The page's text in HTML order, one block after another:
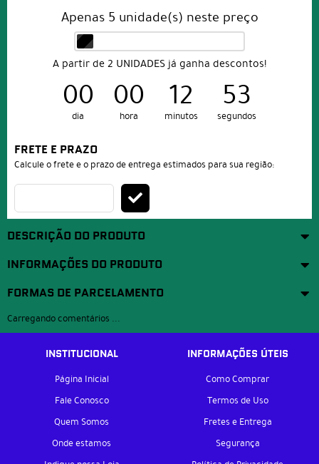
Apenas 5 unidade(s) neste preço
A partir de 2 UNIDADES já ganha descontos!
00
dia
00
hora
12
minutos
53
segundos
FRETE E PRAZO
Calcule o frete e o prazo de entrega estimados para sua região:
DESCRIÇÃO DO PRODUTO
INFORMAÇÕES DO PRODUTO
FORMAS DE PARCELAMENTO
Carregando comentários ...
INSTITUCIONAL
Página Inicial
Fale Conosco
Quem Somos
Onde estamos
INFORMAÇÕES ÚTEIS
Como Comprar
Termos de Uso
Fretes e Entrega
Segurança